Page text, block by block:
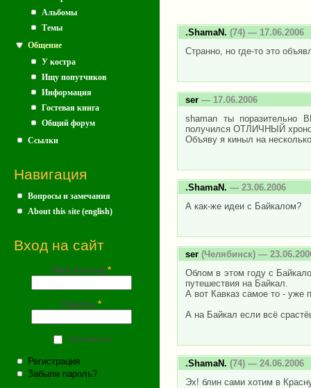
Альбомы
Темы
Общение
У костра
Ищу попутчиков
Информация
Гостевая книга
Общий форум
Ссылки
Навигация
Вопросы и замечания
About this site (english)
Вход на сайт
Имя (почта) *
Пароль *
Запомнить
Регистрация
Забыли пароль?
.ShamaN. (74) — 17.06.2006
Странно, но где-то это
ser — 17.06.2006
shaman ты
получился ОТЛИЧНЫЙ
Объяву я киныл на
.ShamaN. — 23.06.2006
А как-же идеи с Байкалом?
ser (Челябинск) —
Облом в этом году с
путешествия на Байкал.
А вот Кавказ самое то - уже
А на Байкал если всё
.ShamaN. (74) — 24.06.2006
Эх! блин сами хотим в